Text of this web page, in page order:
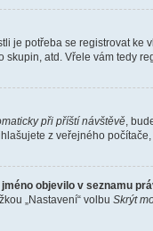
je potřeba se registrovat
atd. Vřele vám tedy
při příští návštěvě,
z veřejného
objevilo v seznamu
„Nastavení“ volbu Skrýt